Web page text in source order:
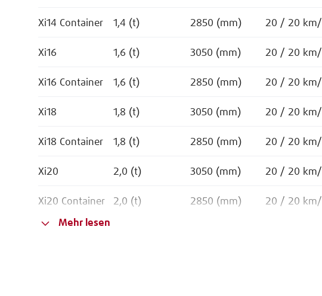
Xi14 Container 1,4 (t) 2850 (mm) 20 / 20
Xi16 1,6 (t) 3050 (mm) 20 / 20
Xi16 Container 1,6 (t) 2850 (mm) 20 / 20
Xi18 1,8 (t) 3050 (mm) 20 / 20
Xi18 Container 1,8 (t) 2850 (mm) 20 / 20
Xi20 2,0 (t) 3050 (mm) 20 / 20
Xi20 Container 2,0 (t) 2850 (mm) 20 / 20
Mehr lesen